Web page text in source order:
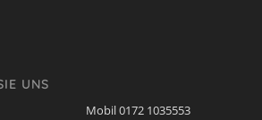
UNS
11 Mobil 0172 1035553